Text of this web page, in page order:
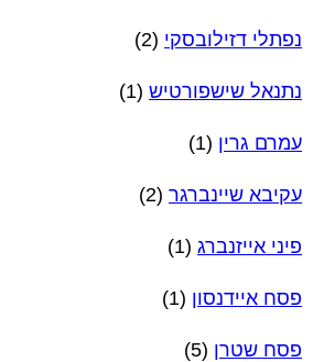
נפתלי דזילובסקי (2)
נתנאל שישפורטיש (1)
עמרם גרין (1)
עקיבא שיינברגר (2)
פיני אייזנברג (1)
פסח איידנסון (1)
פסח שטרן (5)